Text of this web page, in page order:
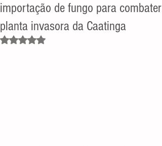
importação de fungo para combater
planta invasora da Caatinga
Avaliado com NaN de 5 estrelas.